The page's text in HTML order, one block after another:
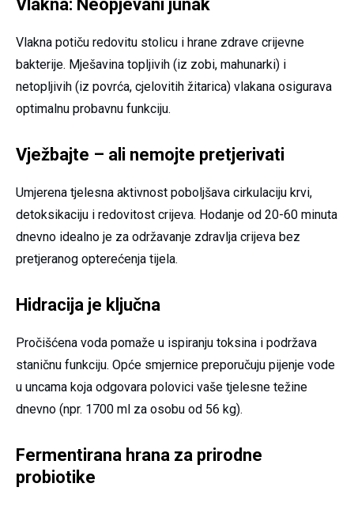
Vlakna: Neopjevani junak
Vlakna potiču redovitu stolicu i hrane zdrave crijevne
bakterije. Mješavina topljivih (iz zobi, mahunarki) i
netopljivih (iz povrća, cjelovitih žitarica) vlakana osigurava
optimalnu probavnu funkciju.
Vježbajte – ali nemojte pretjerivati
Umjerena tjelesna aktivnost poboljšava cirkulaciju krvi,
detoksikaciju i redovitost crijeva. Hodanje od 20-60 minuta
dnevno idealno je za održavanje zdravlja crijeva bez
pretjeranog opterećenja tijela.
Hidracija je ključna
Pročišćena voda pomaže u ispiranju toksina i podržava
staničnu funkciju. Opće smjernice preporučuju pijenje vode
u uncama koja odgovara polovici vaše tjelesne težine
dnevno (npr. 1700 ml za osobu od 56 kg).
Fermentirana hrana za prirodne
probiotike